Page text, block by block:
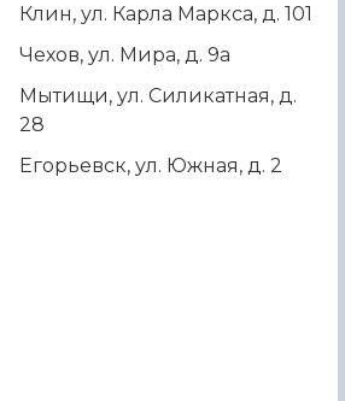
Клин, ул. Карла Маркса, д. 101
Чехов, ул. Мира, д. 9а
Мытищи, ул. Силикатная, д.
28
Егорьевск, ул. Южная, д. 2